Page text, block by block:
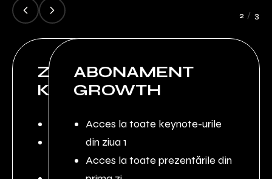
2 / 3
ZIUA 1-
KEYNOTES
Acces la toate keynote-urile
Acces la toate prezentările din
prima zi
ABONAMENT
GROWTH
Acces la toate keynote-urile
din ziua 1
Acces la toate prezentările din